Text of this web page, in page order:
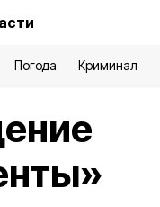
Погода Криминал